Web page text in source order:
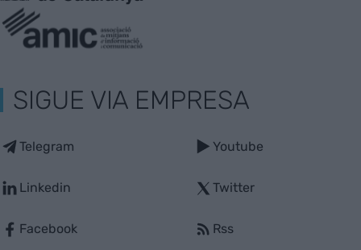
SIGUE VIA EMPRESA
Telegram
Linkedin
Facebook
Youtube
Twitter
Rss